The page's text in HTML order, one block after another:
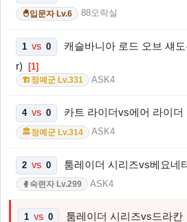
🐣입문자 Lv.6 88오락실
1 VS 0
캐슬바니아 로드 오브 섀
r) [1]
🏗️정예군 Lv.331 ASK4
4 VS 0 카트 라이더vs에어 라이더
🏛️정예군 Lv.314 ASK4
2 VS 0 툼레이더 시리즈vs베요네
🥊 숙련자 Lv.299 ASK4
1 VS 0 툼레이더 시리즈vs드라칸